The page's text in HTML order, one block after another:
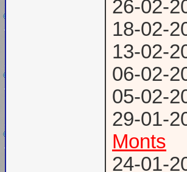
26-02-
18-02-
13-02-
06-02-
05-02-
29-01-
Monts
24-01-